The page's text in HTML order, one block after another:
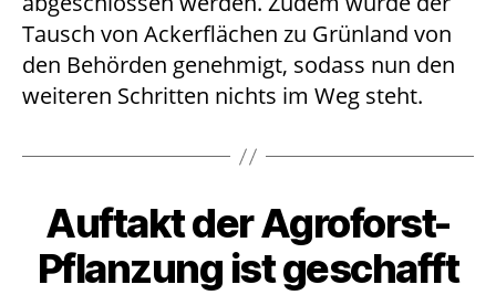
Tausch von Ackerflächen zu Grünland von
den Behörden genehmigt, sodass nun den
weiteren Schritten nichts im Weg steht.
Auftakt der Agroforst-
Pflanzung ist geschafft